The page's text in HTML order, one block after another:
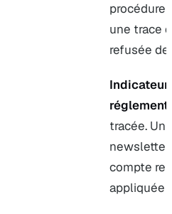
procédure
une trace
refusée
tracée. Un
newsletter
compte
appliquée